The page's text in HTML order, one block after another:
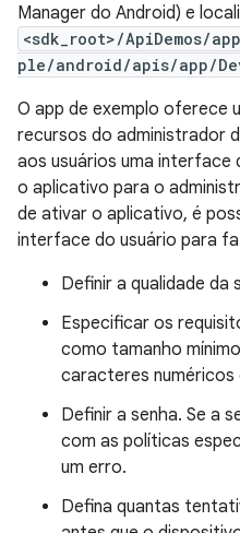
Manager do Android) e
<sdk_root>/ApiDemos/
ple/android/apis/app/
O app de exemplo oferece
recursos do administrador
aos usuários uma interface
o aplicativo para o
de ativar o aplicativo, é
interface do usuário para
Definir a qualidade da
Especificar os
como tamanho
caracteres numéricos
Definir a senha. Se a
com as políticas
um erro.
Defina quantas